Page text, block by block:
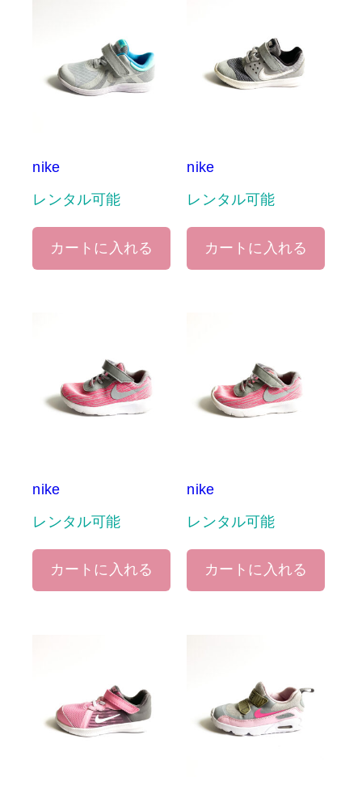
nike
レンタル可能
カートに入れる
nike
レンタル可能
カートに入れる
nike
レンタル可能
カートに入れる
nike
レンタル可能
カートに入れる